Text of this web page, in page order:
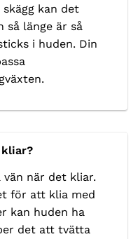
kan det
så länge är så
i huden. Din
vän när det kliar.
för att klia med
kan huden ha
det att tvätta